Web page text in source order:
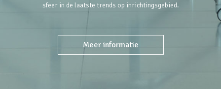
sfeer in de laatste trends op inrichtingsgebied.
Meer informatie